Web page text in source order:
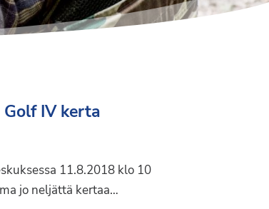
Golf IV kerta
11.8.2018 klo 10
jo neljättä kertaa…